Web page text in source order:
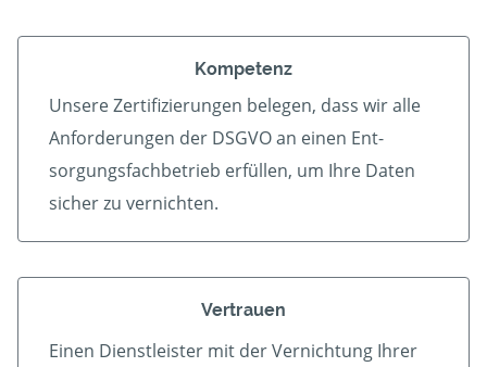
Kompetenz
Unsere Zertifizierungen belegen, dass wir alle
An­forder­ungen der DSGVO an einen Ent­
sorgungs­fach­betrieb er­füllen, um Ihre Daten
sicher zu vernichten.
Vertrauen
Einen Dienstleister mit der Vern­ichtung Ihrer